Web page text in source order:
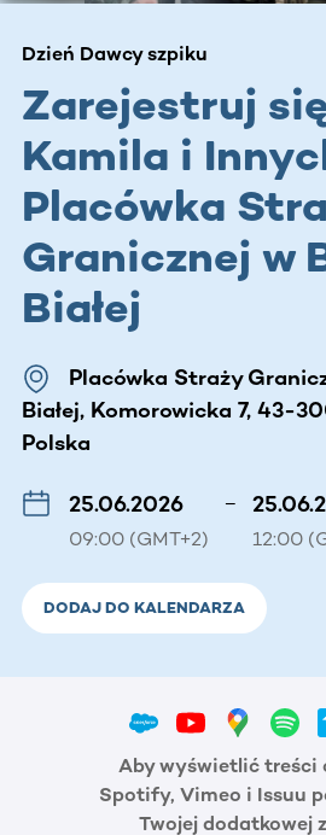
Dzień Dawcy szpiku
Zarejestruj
Kamila i
Placówka
Granicznej w
Białej
Placówka Straży
Białej, Komorowicka 7, 43-
Polska
25.06.2026
09:00 (GMT+2)
–
12:00
DODAJ DO KALENDARZA
Aby wyświetlić treści
Spotify, Vimeo i Issuu
Twojej dodatkowej